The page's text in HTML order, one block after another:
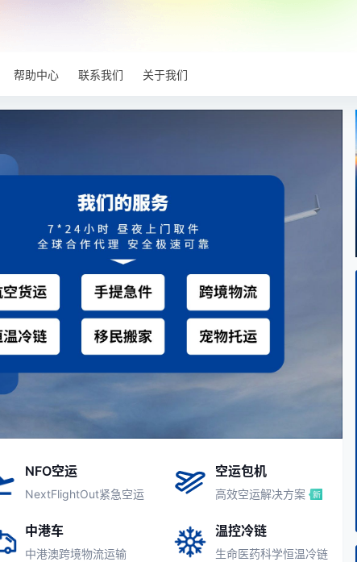
帮助中心 联系我们 关于我们
NFO空运
NextFlightOut紧急空运
空运包机
高效空运解决方案
中港车
中港澳跨境物流运输
温控冷链
生命医药科学恒温冷链